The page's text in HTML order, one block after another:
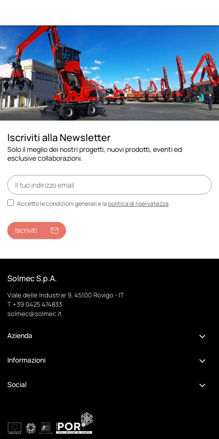
Iscriviti alla Newsletter
Solo il meglio dei nostri progetti, nuovi prodotti, eventi ed
esclusive collaborazioni.
Accetto le condizioni generali e lapolitica di riservatezza
Iscriviti
Solmec S.p.A.
Viale delle Industrie 9, 45100 Rovigo - IT
T+39 0425 474833
solmec@solmec.it
Azienda
Informazioni
Social